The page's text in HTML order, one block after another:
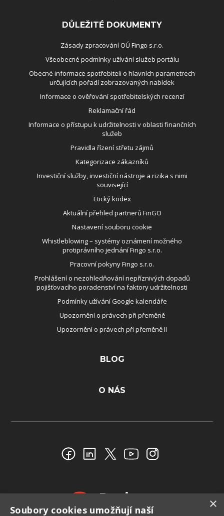
DŮLEŽITÉ DOKUMENTY
Zásady zpracování OÚ Fingo s.r.o.
Všeobecné podmínky užívání služeb portálu
Obecné informace spotřebiteli o hlavních parametrech
určujících pořadí zobrazovaných nabídek
Informace o ověřování spotřebitelských recenzí
Reklamační řád
Informace o přístupu k udržitelnosti v oblasti finančních
služeb
Pravidla řízení střetu zájmů
Kategorizace zákazníků
Investiční služby, investiční nástroje a rizika s nimi
související
Etický kodex
Aktuální přehled partnerů FinGO
Nastavení souboru cookie
Whistleblowing – systémy oznámení možného
protiprávního jednání Fingo s.r.o.
Pracovní pokyny Fingo s.r.o.
Prohlášení o nezohledňování nepříznivých dopadů
pojišťovacího poradenství na faktory udržitelnosti
Podmínky užívání Google kalendáře
Upozornění o právech při přeměně
Upozornění o právech při přeměně II
BLOG
O NÁS
Reviews
4.4 ×
Soubory cookies umožňují naší